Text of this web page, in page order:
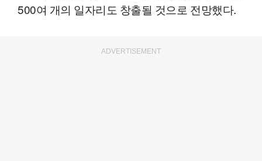
500여 개의 일자리도 창출될 것으로 전망했다.
ADVERTISEMENT